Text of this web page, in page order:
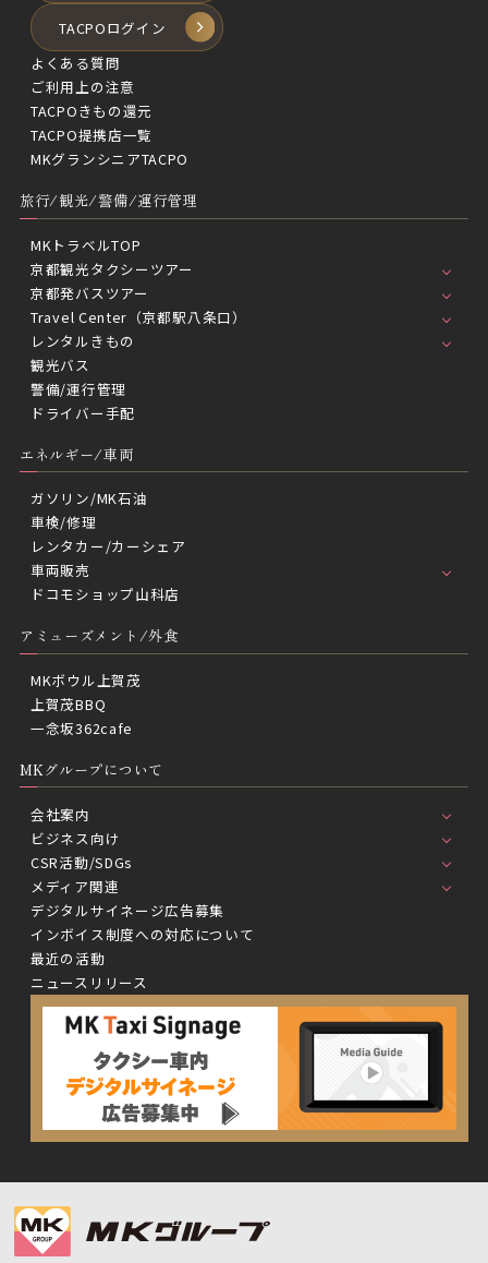
TACPOログイン
よくある質問
ご利用上の注意
TACPOきもの還元
TACPO提携店一覧
MKグランシニアTACPO
旅行/観光/警備/運行管理
MKトラベルTOP
京都観光タクシーツアー
京都発バスツアー
Travel Center（京都駅八条口）
レンタルきもの
観光バス
警備/運行管理
ドライバー手配
エネルギー/車両
ガソリン/MK石油
車検/修理
レンタカー/カーシェア
車両販売
ドコモショップ山科店
アミューズメント/外食
MKボウル上賀茂
上賀茂BBQ
一念坂362cafe
MKグループについて
会社案内
ビジネス向け
CSR活動/SDGs
メディア関連
デジタルサイネージ広告募集
インボイス制度への対応について
最近の活動
ニュースリリース